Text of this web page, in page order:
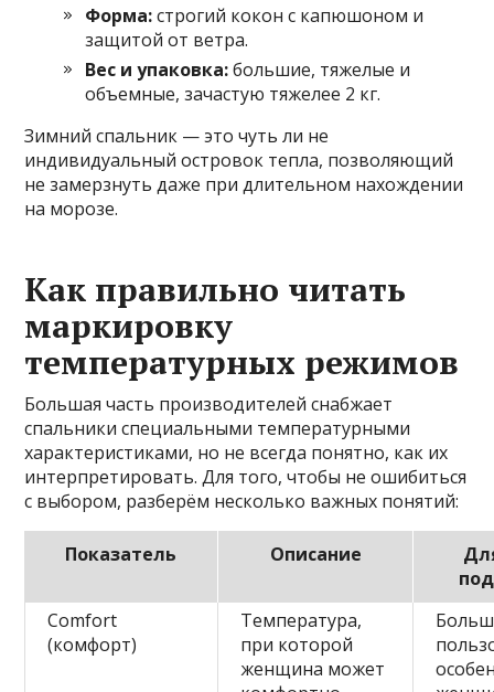
Форма:строгий кокон с капюшоном и
защитой от ветра.
Вес и упаковка:большие, тяжелые и
объемные, зачастую тяжелее 2 кг.
Зимний спальник — это чуть ли не
индивидуальный островок тепла, позволяющий
не замерзнуть даже при длительном нахождении
на морозе.
Как правильно читать
маркировку
температурных режимов
Большая часть производителей снабжает
спальники специальными температурными
характеристиками, но не всегда понятно, как их
интерпретировать. Для того, чтобы не ошибиться
с выбором, разберём несколько важных понятий:
Показатель Описание
Comfort
(комфорт)
Температура,
при которой
женщина может